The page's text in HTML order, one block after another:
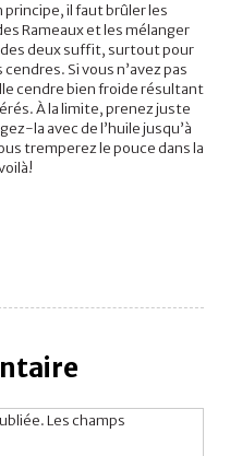
principe, il faut brûler les
Rameaux et les mélanger
des deux suffit, surtout pour
Si vous n’avez pas
cendre bien froide résultant
À la limite, prenez juste
la avec de l’huile jusqu’à
tremperez le pouce dans la
Les champs